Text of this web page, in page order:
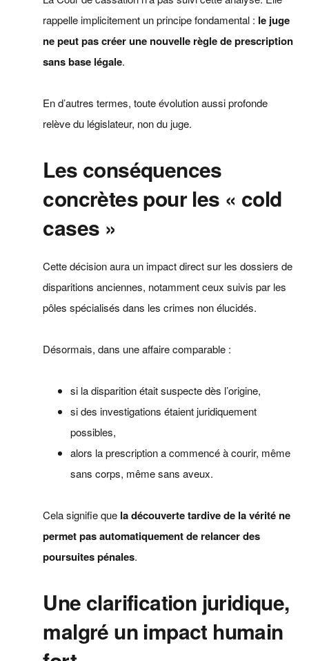
rappelle implicitement un principe fondamental : le juge
ne peut pas créer une nouvelle règle de prescription
sans base légale.
En d’autres termes, toute évolution aussi profonde
relève du législateur, non du juge.
Les conséquences
concrètes pour les « cold
cases »
Cette décision aura un impact direct sur les dossiers de
disparitions anciennes, notamment ceux suivis par les
pôles spécialisés dans les crimes non élucidés.
Désormais, dans une affaire comparable :
si la disparition était suspecte dès l’origine,
si des investigations étaient juridiquement
possibles,
alors la prescription a commencé à courir, même
sans corps, même sans aveux.
Cela signifie que la découverte tardive de la vérité ne
permet pas automatiquement de relancer des
poursuites pénales.
Une clarification juridique,
malgré un impact humain